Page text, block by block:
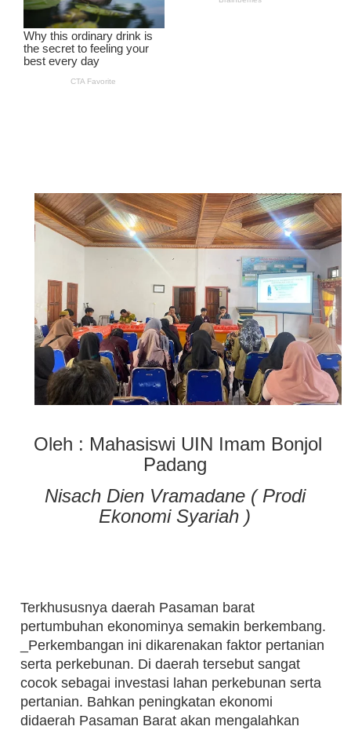
Oleh : Mahasiswi UIN Imam Bonjol
Padang
Nisach Dien Vramadane ( Prodi
Ekonomi Syariah )
Terkhususnya daerah Pasaman barat
pertumbuhan ekonominya semakin berkembang.
_Perkembangan ini dikarenakan faktor pertanian
serta perkebunan. Di daerah tersebut sangat
cocok sebagai investasi lahan perkebunan serta
pertanian. Bahkan peningkatan ekonomi
didaerah Pasaman Barat akan mengalahkan